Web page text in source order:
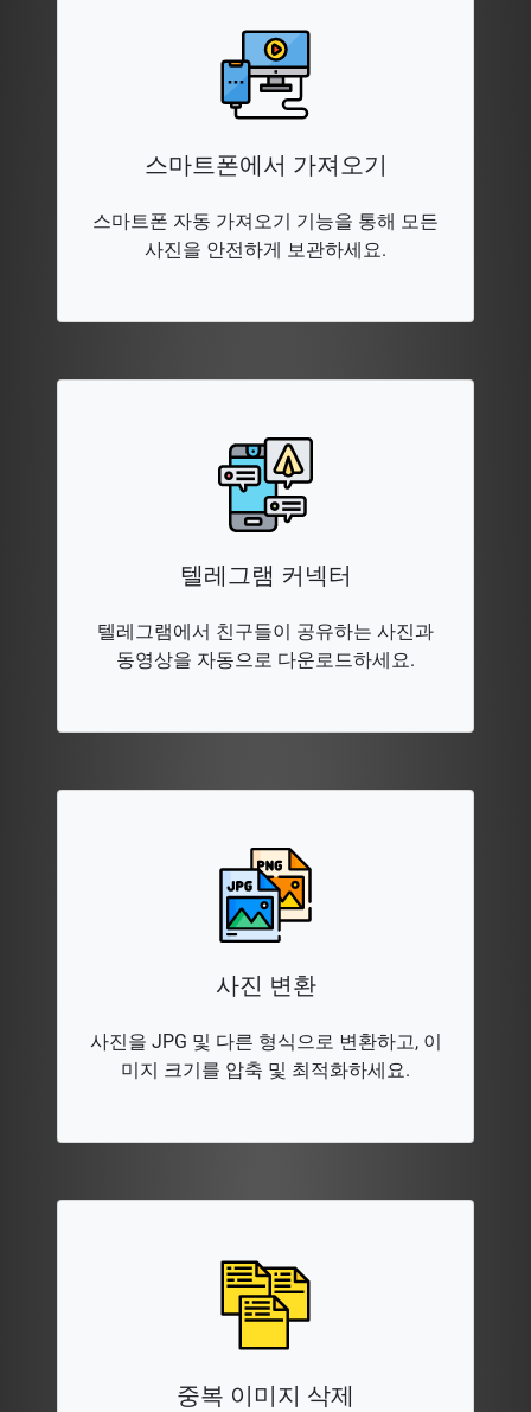
스마트폰에서 가져오기
스마트폰 자동 가져오기 기능을 통해 모든
사진을 안전하게 보관하세요.
텔레그램 커넥터
텔레그램에서 친구들이 공유하는 사진과
동영상을 자동으로 다운로드하세요.
사진 변환
사진을 JPG 및 다른 형식으로 변환하고, 이
미지 크기를 압축 및 최적화하세요.
중복 이미지 삭제